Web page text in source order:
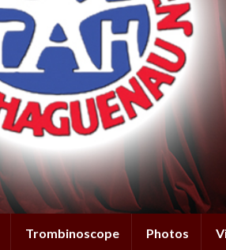
Trombinoscope Photos